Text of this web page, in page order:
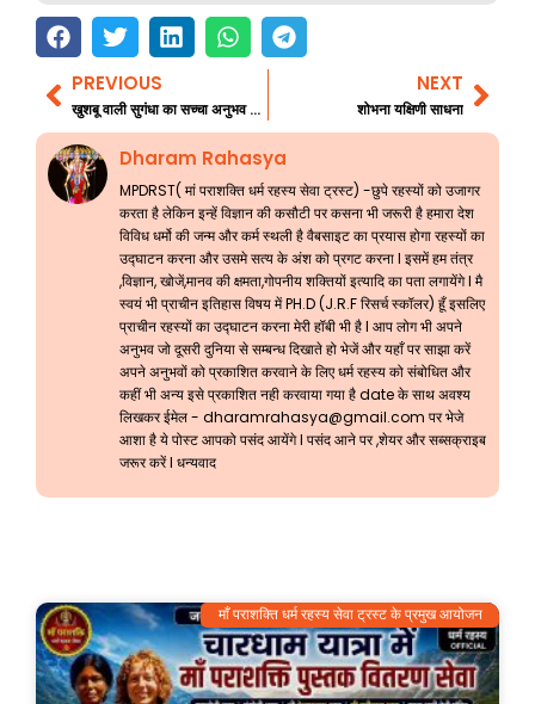
Prev
PREVIOUS
खुशबू वाली सुगंधा का सच्चा अनुभव भाग 11
NEXT
शोभना यक्षिणी साधना
Dharam Rahasya
MPDRST( मां पराशक्ति धर्म रहस्य सेवा ट्रस्ट) -छुपे रहस्यों को उजागर
करता है लेकिन इन्हें विज्ञान की कसौटी पर कसना भी जरूरी है हमारा देश
विविध धर्मो की जन्म और कर्म स्थली है वैबसाइट का प्रयास होगा रहस्यों का
उद्घाटन करना और उसमे सत्य के अंश को प्रगट करना l इसमें हम तंत्र
,विज्ञान, खोजें,मानव की क्षमता,गोपनीय शक्तियों इत्यादि का पता लगायेंगे l मै
स्वयं भी प्राचीन इतिहास विषय में PH.D (J.R.F रिसर्च स्कॉलर) हूँ इसलिए
प्राचीन रहस्यों का उद्घाटन करना मेरी हॉबी भी है l आप लोग भी अपने
अनुभव जो दूसरी दुनिया से सम्बन्ध दिखाते हो भेजें और यहाँ पर साझा करें
अपने अनुभवों को प्रकाशित करवाने के लिए धर्म रहस्य को संबोधित और
कहीं भी अन्य इसे प्रकाशित नही करवाया गया है date के साथ अवश्य
लिखकर ईमेल - dharamrahasya@gmail.com पर भेजे
आशा है ये पोस्ट आपको पसंद आयेंगे l पसंद आने पर ,शेयर और सब्सक्राइब
जरूर करें l धन्यवाद
माँ पराशक्ति धर्म रहस्य सेवा ट्रस्ट के प्रमुख आयोजन